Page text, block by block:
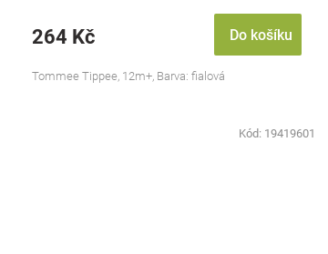
264 Kč Do košíku
Tommee Tippee, 12m+, Barva: fialová
Kód: 19419601